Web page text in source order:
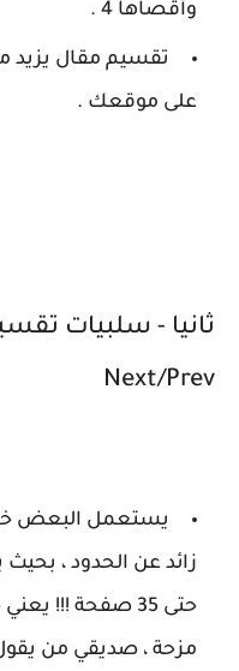
وأقصاها 4 .
تقسيم مقال يزيد
على موقعك .
ثانيا - سلبيات
Next/Prev
يستعمل البعض
حتى 35 صفحة !!!
مزحة ، صديقي من